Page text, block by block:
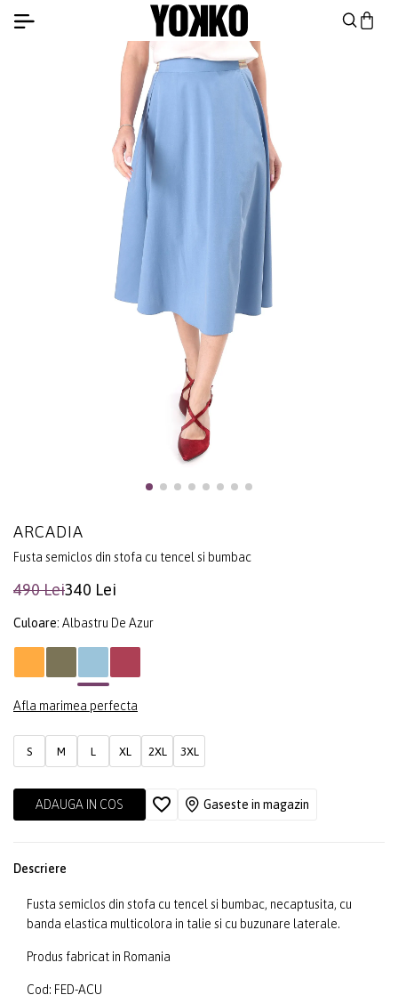
ARCADIA
Fusta semiclos din stofa cu tencel si bumbac
490 Lei340 Lei
Culoare: Albastru De Azur
Afla marimea perfecta
S M L XL 2XL 3XL
ADAUGA IN COS Gaseste in magazin
Descriere
Fusta semiclos din stofa cu tencel si bumbac, necaptusita, cu
banda elastica multicolora in talie si cu buzunare laterale.
Produs fabricat in Romania
Cod: FED-ACU